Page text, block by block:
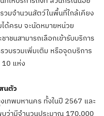
วมจำนวนสัตว์ในพื้นที่ใกล้เคียง
ด้ครบ จะนัดหมายหน่วย
าชนสามารถเลือกเข้ารับบริการ
วบรวมเพิ่มเติม หรือจุดบริการ
10 แห่ง
นตัว
เทพมหานคร ทั้งในปี 2567 และ
ว่ามีจำนวนประมาณ 170,000